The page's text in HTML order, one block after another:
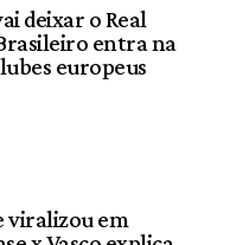
deixar o Real
entra na
europeus
viralizou em